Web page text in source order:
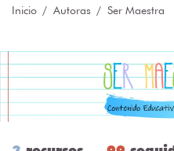
Inicio Autoras Ser Maestra